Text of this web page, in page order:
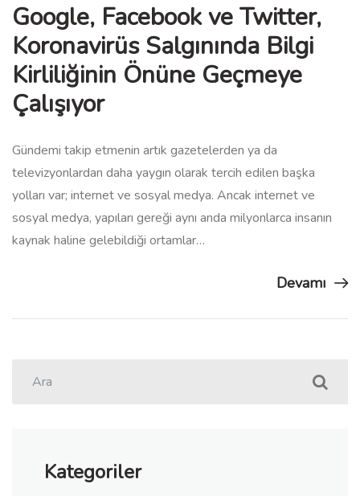
Google, Facebook ve Twitter,
Koronavirüs Salgınında Bilgi
Kirliliğinin Önüne Geçmeye
Çalışıyor
Gündemi takip etmenin artık gazetelerden ya da
televizyonlardan daha yaygın olarak tercih edilen başka
yolları var; internet ve sosyal medya. Ancak internet ve
sosyal medya, yapıları gereği aynı anda milyonlarca insanın
kaynak haline gelebildiği ortamlar…
Devamı
Kategoriler